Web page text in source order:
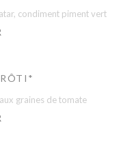
condiment piment vert
graines de tomate